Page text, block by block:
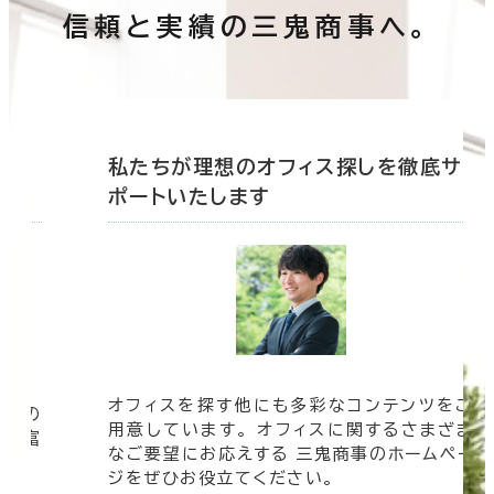
信頼と実績の三鬼商事へ。
の
豊富
私たちが理想のオフィス探しを徹底サ
ポートいたします
オフィスを探す他にも多彩なコンテンツをご
用意しています。 オフィスに関するさまざま
なご要望にお応えする 三鬼商事のホームペー
ジをぜひお役立てください。